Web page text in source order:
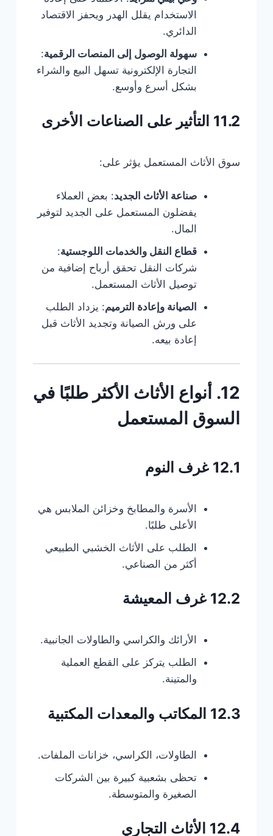
الاستخدام يقلل الهدر ويحفز الاقتصاد
الدائري.
سهولة الوصول إلى المنصات الرقمية:
التجارة الإلكترونية تسهل البيع والشراء
بشكل أسرع وأوسع.
11.2 التأثير على الصناعات الأخرى
سوق الأثاث المستعمل يؤثر على:
صناعة الأثاث الجديد: بعض العملاء
يفضلون المستعمل على الجديد لتوفير
المال.
قطاع النقل والخدمات اللوجستية:
شركات النقل تحقق أرباح إضافية من
توصيل الأثاث المستعمل.
الصيانة وإعادة الترميم: يزداد الطلب
على ورش الصيانة وتجديد الأثاث قبل
إعادة بيعه.
12. أنواع الأثاث الأكثر طلبًا في
السوق المستعمل
12.1 غرف النوم
الأسرة والمطابخ وخزائن الملابس هي
الأعلى طلبًا.
الطلب على الأثاث الخشبي الطبيعي
أكثر من الصناعي.
12.2 غرف المعيشة
الأرائك والكراسي والطاولات الجانبية.
الطلب يتركز على القطع العملية
والمتينة.
12.3 المكاتب والمعدات المكتبية
الطاولات، الكراسي، خزانات الملفات.
تحظى بشعبية كبيرة بين الشركات
الصغيرة والمتوسطة.
12.4 الأثاث التجاري